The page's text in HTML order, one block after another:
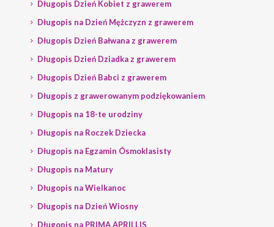
Długopis Dzień Kobiet z grawerem
Długopis na Dzień Mężczyzn z grawerem
Długopis Dzień Bałwana z grawerem
Długopis Dzień Dziadka z grawerem
Długopis Dzień Babci z grawerem
Długopis z grawerowanym podziękowaniem
Długopis na 18-te urodziny
Długopis na Roczek Dziecka
Długopis na Egzamin Ósmoklasisty
Długopis na Matury
Długopis na Wielkanoc
Długopis na Dzień Wiosny
Długopis na PRIMA APRILLIS